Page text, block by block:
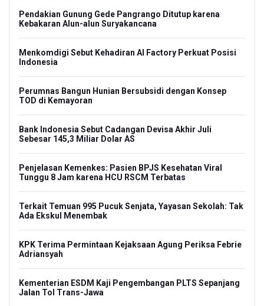
Pendakian Gunung Gede Pangrango Ditutup karena
Kebakaran Alun-alun Suryakancana
Menkomdigi Sebut Kehadiran AI Factory Perkuat Posisi
Indonesia
Perumnas Bangun Hunian Bersubsidi dengan Konsep
TOD di Kemayoran
Bank Indonesia Sebut Cadangan Devisa Akhir Juli
Sebesar 145,3 Miliar Dolar AS
Penjelasan Kemenkes: Pasien BPJS Kesehatan Viral
Tunggu 8 Jam karena HCU RSCM Terbatas
Terkait Temuan 995 Pucuk Senjata, Yayasan Sekolah: Tak
Ada Ekskul Menembak
KPK Terima Permintaan Kejaksaan Agung Periksa Febrie
Adriansyah
Kementerian ESDM Kaji Pengembangan PLTS Sepanjang
Jalan Tol Trans-Jawa